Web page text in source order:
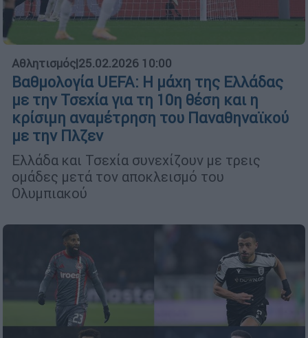
Αθλητισμός|25.02.2026 10:00
Βαθμολογία UEFA: Η μάχη της Ελλάδας
με την Τσεχία για τη 10η θέση και η
κρίσιμη αναμέτρηση του Παναθηναϊκού
με την Πλζεν
Ελλάδα και Τσεχία συνεχίζουν με τρεις
ομάδες μετά τον αποκλεισμό του
Ολυμπιακού